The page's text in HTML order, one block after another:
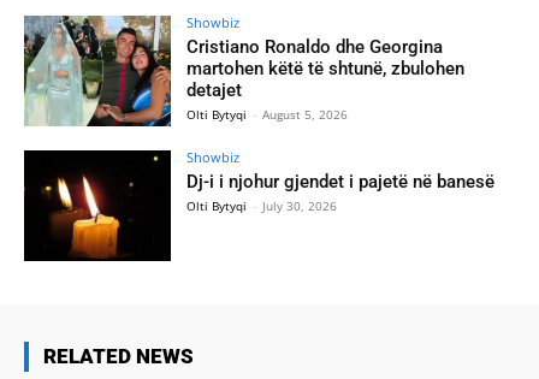
Showbiz
Cristiano Ronaldo dhe Georgina
martohen këtë të shtunë, zbulohen
detajet
Olti Bytyqi - August 5, 2026
Showbiz
Dj-i i njohur gjendet i pajetë në banesë
Olti Bytyqi - July 30, 2026
RELATED NEWS